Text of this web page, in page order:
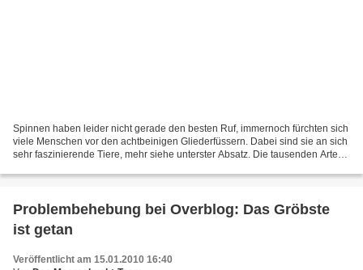
Spinnen haben leider nicht gerade den besten Ruf, immernoch fürchten sich
viele Menschen vor den achtbeinigen Gliederfüssern. Dabei sind sie an sich
sehr faszinierende Tiere, mehr siehe unterster Absatz. Die tausenden Arten
Problembehebung bei Overblog: Das Gröbste
ist getan
Veröffentlicht am 15.01.2010 16:40